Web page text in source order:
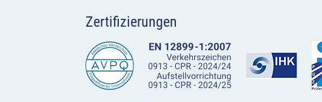
Zertifizierungen